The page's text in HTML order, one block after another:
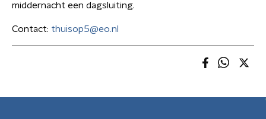
middernacht een dagsluiting.
Contact: thuisop5@eo.nl